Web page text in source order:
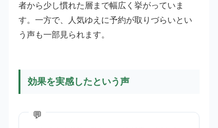
者から少し慣れた層まで幅広く挙がっていま
す。一方で、人気ゆえに予約が取りづらいとい
う声も一部見られます。
効果を実感したという声